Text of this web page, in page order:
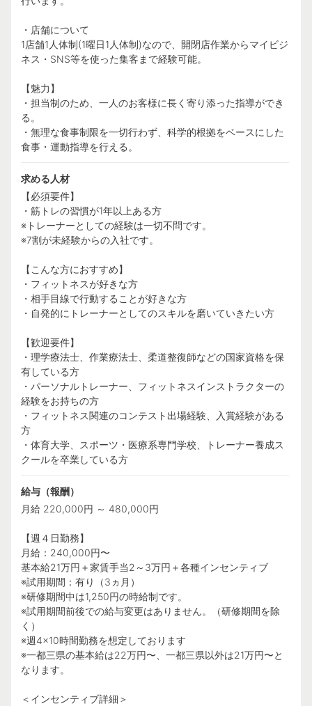
・店舗について
1店舗1人体制(1曜日1人体制)なので、開閉店作業からマイビジ
ネス・SNS等を使った集客まで経験可能。
【魅力】
・担当制のため、一人のお客様に長く寄り添った指導ができ
る。
・無理な食事制限を一切行わず、科学的根拠をベースにした
食事・運動指導を行える。
求める人材
【必須要件】
・筋トレの習慣が1年以上ある方
※トレーナーとしての経験は一切不問です。
※7割が未経験からの入社です。
【こんな方におすすめ】
・フィットネスが好きな方
・相手目線で行動することが好きな方
・自発的にトレーナーとしてのスキルを磨いていきたい方
【歓迎要件】
・理学療法士、作業療法士、柔道整復師などの国家資格を保
有している方
・パーソナルトレーナー、フィットネスインストラクターの
経験をお持ちの方
・フィットネス関連のコンテスト出場経験、入賞経験がある
方
・体育大学、スポーツ・医療系専門学校、トレーナー養成ス
クールを卒業している方
給与（報酬）
月給 220,000円 ～ 480,000円
【週４日勤務】
月給：240,000円〜
基本給21万円＋家賃手当2～3万円＋各種インセンティブ
※試用期間：有り（3ヵ月）
※研修期間中は1,250円の時給制です。
※試用期間前後での給与変更はありません。（研修期間を除
く）
※週4×10時間勤務を想定しております
※一都三県の基本給は22万円〜、一都三県以外は21万円〜と
なります。
＜インセンティブ詳細＞